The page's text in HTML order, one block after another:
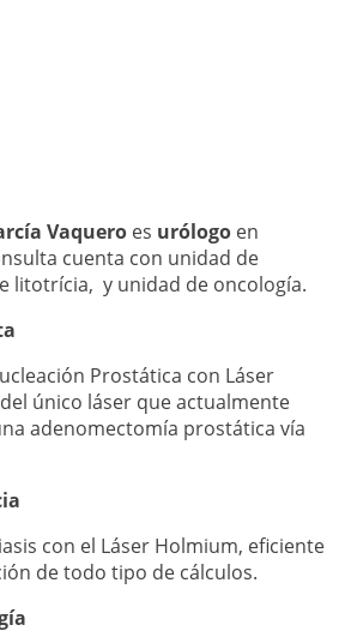
Vaqueroes urólogoen
cuenta con unidad de
litotrícia, y unidad de oncología.
Prostática con Láser
único láser que actualmente
adenomectomía prostática vía
con el Láser Holmium, eficiente
de todo tipo de cálculos.